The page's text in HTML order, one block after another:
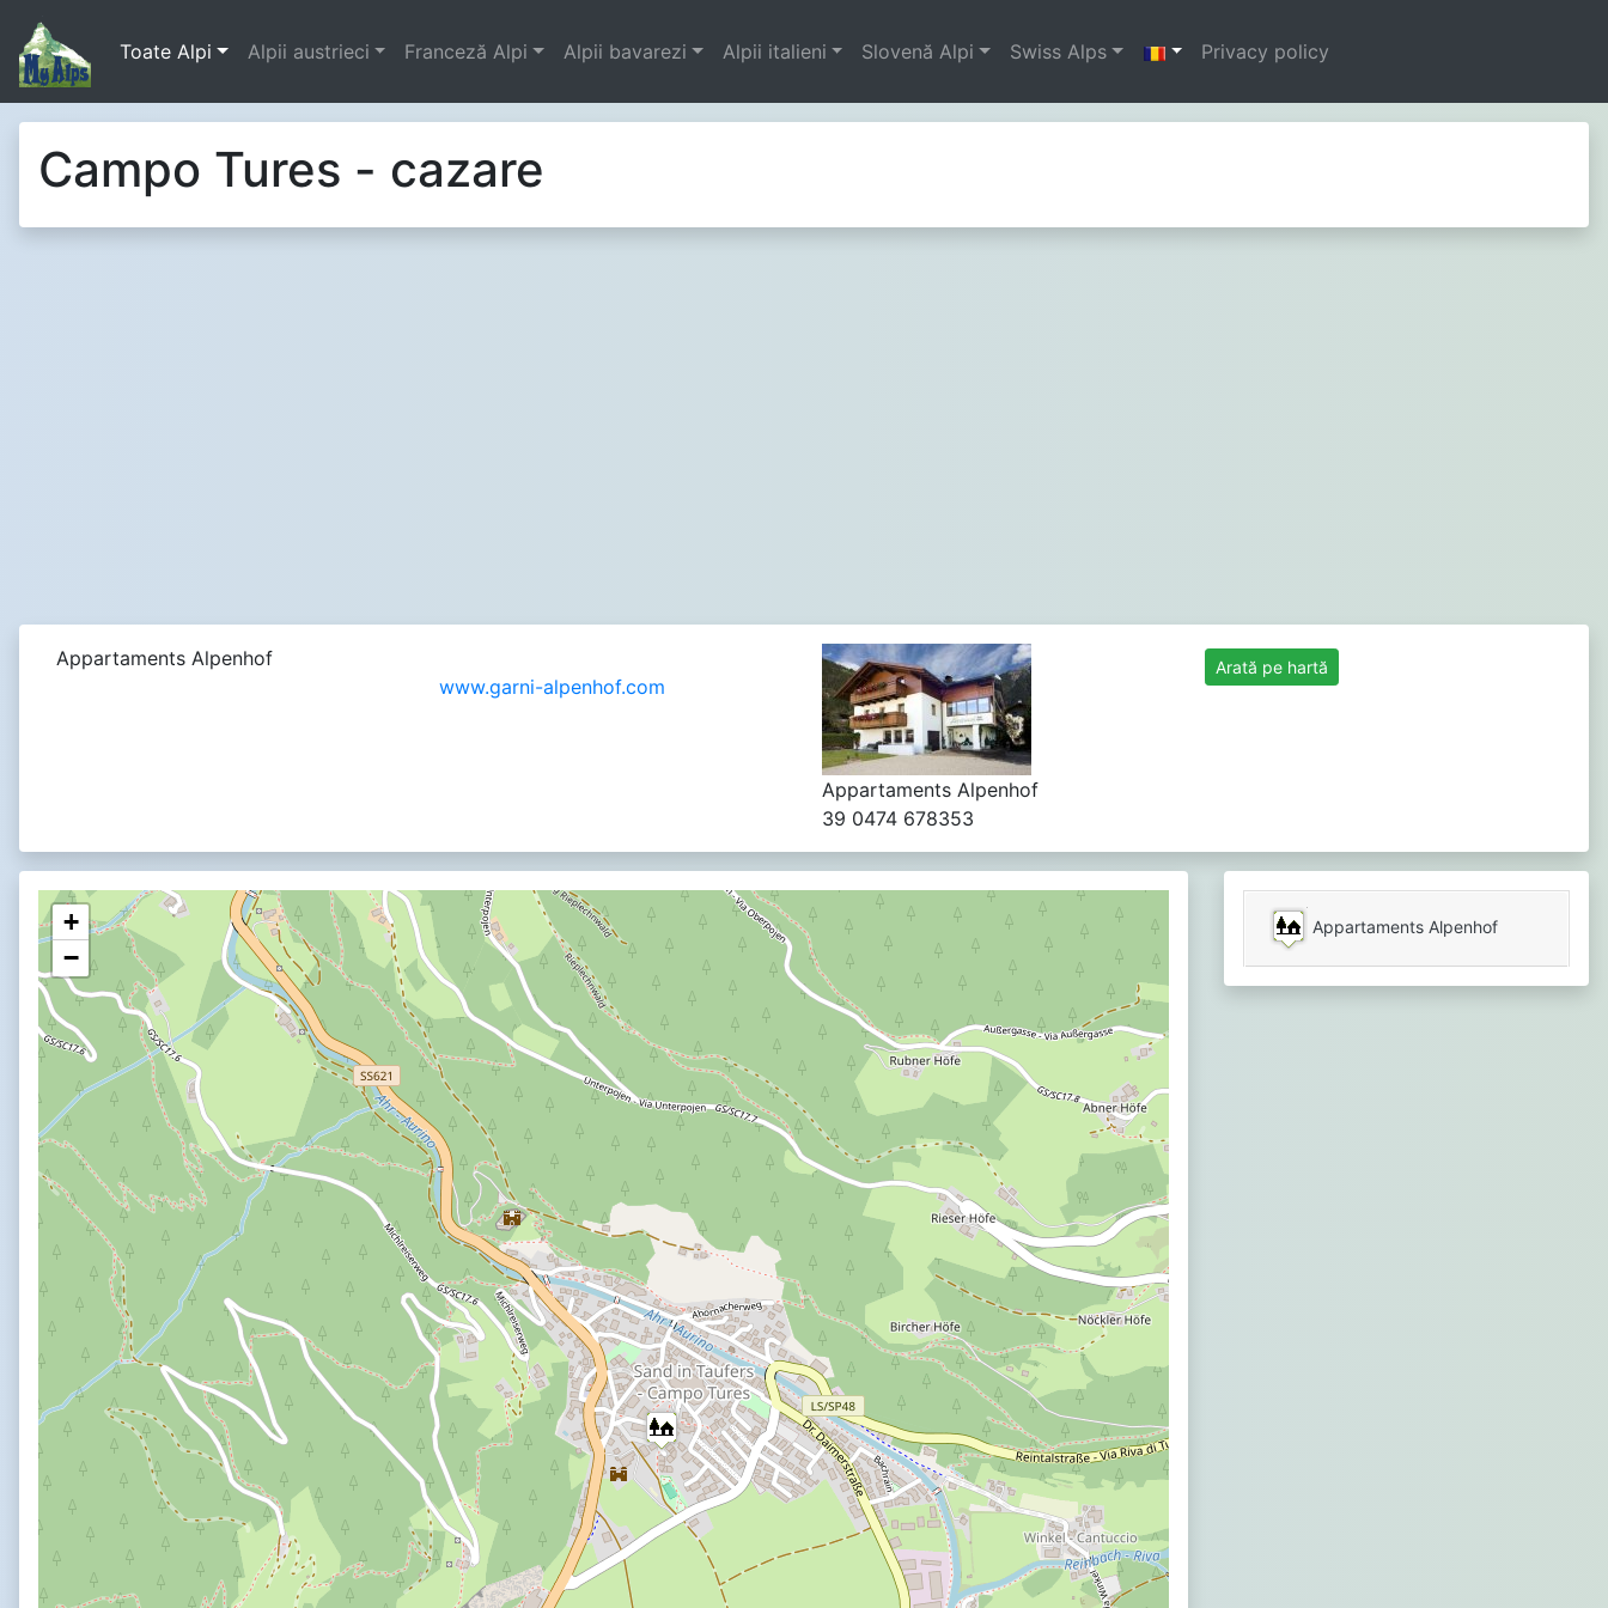
Toate Alpi Alpii austrieci Franceză Alpi Alpii bavarezi Alpii italieni Slovenă Alpi Swiss Alps Privacy policy
Campo Tures - cazare
Appartaments Alpenhof
www.garni-alpenhof.com
Appartaments Alpenhof
39 0474 678353
Arată pe hartă
+
−
Appartaments Alpenhof